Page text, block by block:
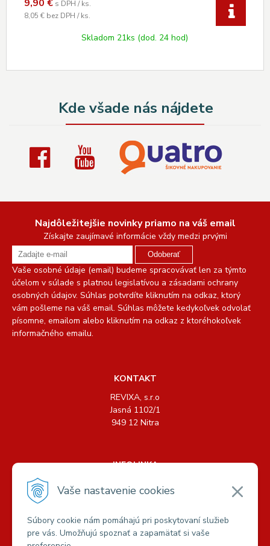
Vaše nastavenie cookies
Súbory cookie nám pomáhajú pri poskytovaní služieb
pre vás. Umožňujú spoznať a zapamätať si vaše
9,90 € s DPH / ks.
8,05 € bez DPH / ks.
Skladom 21ks (dod. 24 hod)
Kde všade nás nájdete
Najdôležitejšie novinky priamo na váš email
Získajte zaujímavé informácie vždy medzi prvými
Odoberať
Vaše osobné údaje (email) budeme spracovávať len za týmto
účelom v súlade s platnou legislatívou a zásadami ochrany
osobných údajov. Súhlas potvrdíte kliknutím na odkaz, ktorý
vám pošleme na váš email. Súhlas môžete kedykoľvek odvolať
písomne, emailom alebo kliknutím na odkaz z ktoréhokoľvek
informačného emailu.
KONTAKT
REVIXA, s.r.o
Jasná 1102/1
949 12 Nitra
INFOLINKA
Tel.: +421 904 158 489, +421 904 440 726
E-mail:info@revixa.sk
VŠETKO O NÁKUPE